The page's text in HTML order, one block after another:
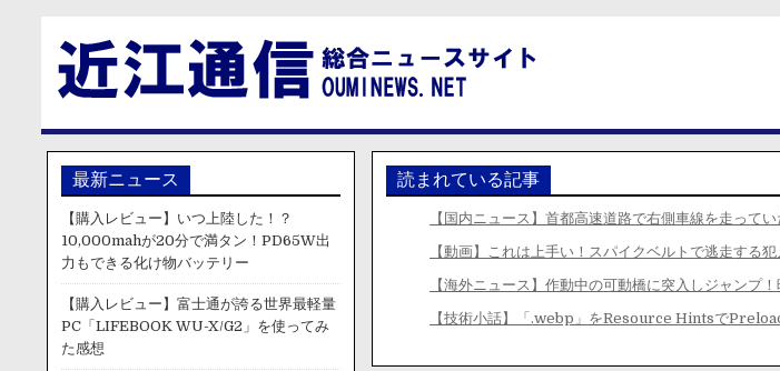
読まれている記事
【国内ニュース】首都高速道路で右側車線を走って
【動画】これは上手い！スパイクベルトで逃走する
【海外ニュース】作動中の可動橋に突入しジャンプ
【技術小話】「.webp」をResource Hintsで
最新ニュース
【購入レビュー】いつ上陸した！？
10,000mahが20分で満タン！PD65W出
力もできる化け物バッテリー
【購入レビュー】富士通が誇る世界最軽量
PC「LIFEBOOK WU-X/G2」を使ってみ
た感想